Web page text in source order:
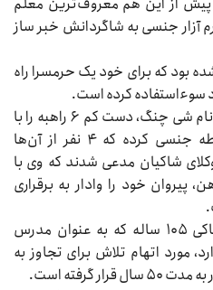
آزار جنسی به شاگردانش خبر ساز
ساله متهم شده بود که برای خود یک حرمسرا راه
سوءاستفاده کرده است.
در چین هم یک راهب بودایی به نام شی چنگ، دست کم ۶ راهبه را با
وسوسه یا تهدید مجبور به رابطه جنسی کرده که ۴ نفر از آن‌ها
شاکیان مدعی شدند که وی با
پیروان خود را وادار به برقراری
در ایالات‌متحده نیز جوشا ساساکی ۱۰۵ ساله که به عنوان مدرس
مورد اتهام تلاش برای تجاوز به
گرفته است.